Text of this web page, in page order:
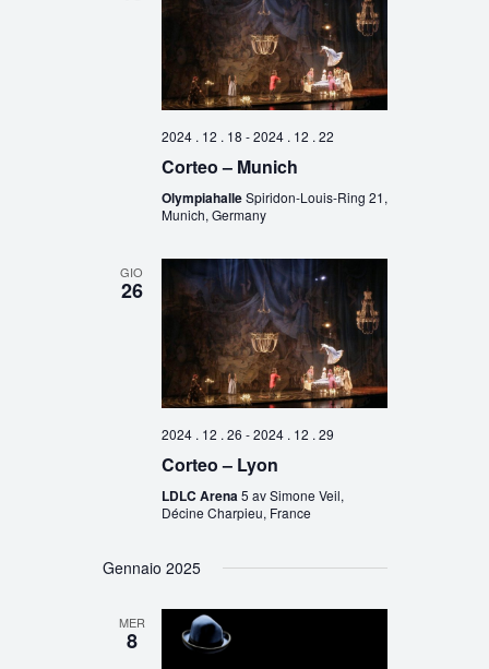
2024 . 12 . 18 -2024 . 12 . 22
Corteo – Munich
OlympiahalleSpiridon-Louis-Ring 21,
Munich, Germany
GIO
26
2024 . 12 . 26 -2024 . 12 . 29
Corteo – Lyon
LDLC Arena5 av Simone Veil,
Décine Charpieu, France
Gennaio 2025
MER
8